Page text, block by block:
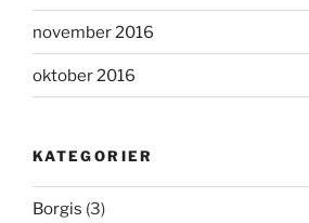
november 2016
oktober 2016
KATEGORIER
Borgis (3)